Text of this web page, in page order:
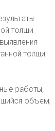
толщи
толщи
работы,
объем,